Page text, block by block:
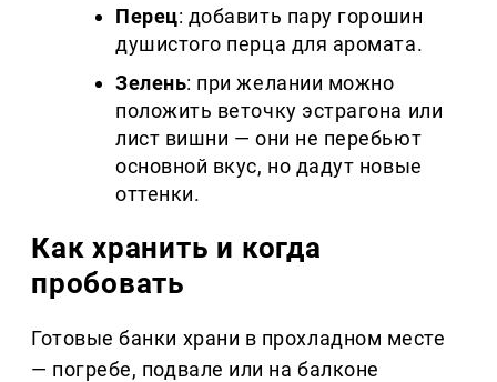
Перец: добавить пару горошин
душистого перца для аромата.
Зелень: при желании можно
положить веточку эстрагона или
лист вишни — они не перебьют
основной вкус, но дадут новые
оттенки.
Как хранить и когда
пробовать
Готовые банки храни в прохладном месте
— погребе, подвале или на балконе